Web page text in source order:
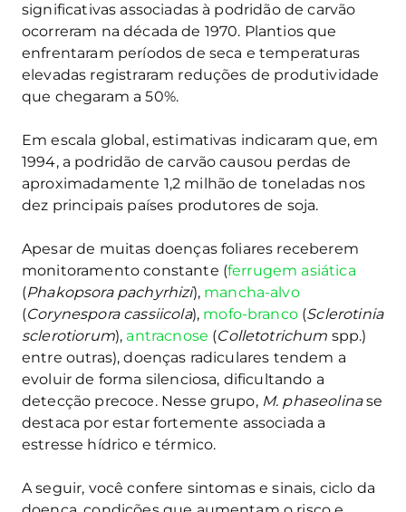
significativas associadas à podridão de carvão
ocorreram na década de 1970. Plantios que
enfrentaram períodos de seca e temperaturas
elevadas registraram reduções de produtividade
que chegaram a 50%.
Em escala global, estimativas indicaram que, em
1994, a podridão de carvão causou perdas de
aproximadamente 1,2 milhão de toneladas nos
dez principais países produtores de soja.
Apesar de muitas doenças foliares receberem
monitoramento constante (ferrugem asiática
(Phakopsora pachyrhizi), mancha-alvo
(Corynespora cassiicola), mofo-branco(Sclerotinia
sclerotiorum), antracnose (Colletotrichum spp.)
entre outras), doenças radiculares tendem a
evoluir de forma silenciosa, dificultando a
detecção precoce. Nesse grupo, M. phaseolinase
destaca por estar fortemente associada a
estresse hídrico e térmico.
A seguir, você confere sintomas e sinais, ciclo da